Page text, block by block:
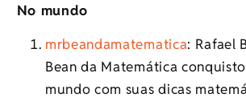
No mundo
mrbeandamatematica: Rafael
Bean da Matemática
mundo com suas dicas